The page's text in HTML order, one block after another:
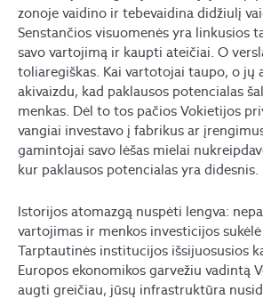
zonoje vaidino ir tebevaidina didžiulį
Senstančios visuomenės yra linkusios
savo vartojimą ir kaupti ateičiai. O
toliaregiškas. Kai vartotojai taupo, o jų
akivaizdu, kad paklausos potencialas
menkas. Dėl to tos pačios Vokietijos
vangiai investavo į fabrikus ar
gamintojai savo lėšas mielai
kur paklausos potencialas yra didesnis.
Istorijos atomazgą nuspėti lengva:
vartojimas ir menkos investicijos sukėlė
Tarptautinės institucijos išsijuosusios
Europos ekonomikos garvežiu vadintą
augti greičiau, jūsų infrastruktūra